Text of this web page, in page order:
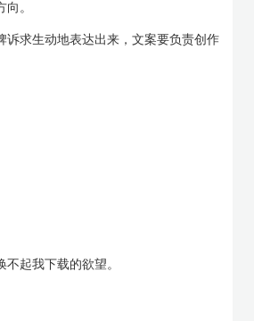
。
诉求生动地表达出来，文案要负责创作
起我下载的欲望。